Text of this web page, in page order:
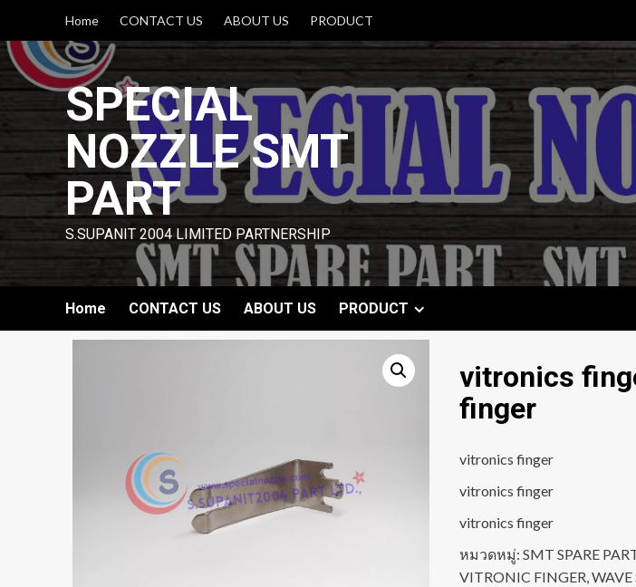
content
Home CONTACT US ABOUT US PRODUCT
SPECIAL
NOZZLE SMT
PART
S.SUPANIT 2004 LIMITED PARTNERSHIP
Home CONTACT US ABOUT US PRODUCT
vitronics
finger
vitronics finger
vitronics finger
vitronics finger
หมวดหมู่: SMT SPARE
VITRONIC FINGER,WAVE